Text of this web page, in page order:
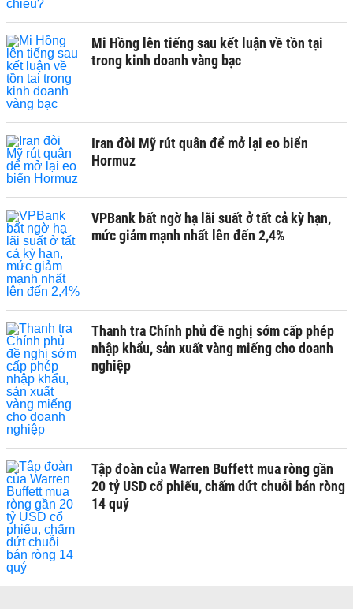
Mi Hồng lên tiếng sau kết luận về tồn tại
trong kinh doanh vàng bạc
Iran đòi Mỹ rút quân để mở lại eo biển
Hormuz
VPBank bất ngờ hạ lãi suất ở tất cả kỳ hạn,
mức giảm mạnh nhất lên đến 2,4%
Thanh tra Chính phủ đề nghị sớm cấp phép
nhập khẩu, sản xuất vàng miếng cho doanh
nghiệp
Tập đoàn của Warren Buffett mua ròng gần
20 tỷ USD cổ phiếu, chấm dứt chuỗi bán ròng
14 quý